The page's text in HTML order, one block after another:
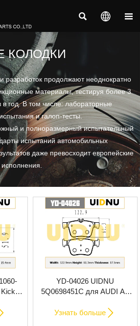
  
КОЛОДКИ
разработок продолжают неоднократно
материалы, тестируя более 3
год. В том числе: лабораторные
и галоп-тесты.
и полноразмерный испытательный
испытаний автомобильных
даже превосходит европейские
YD-04026 UIDNU
5Q0698451C для AUDI A3
тормозные колодки
Узнать больше 